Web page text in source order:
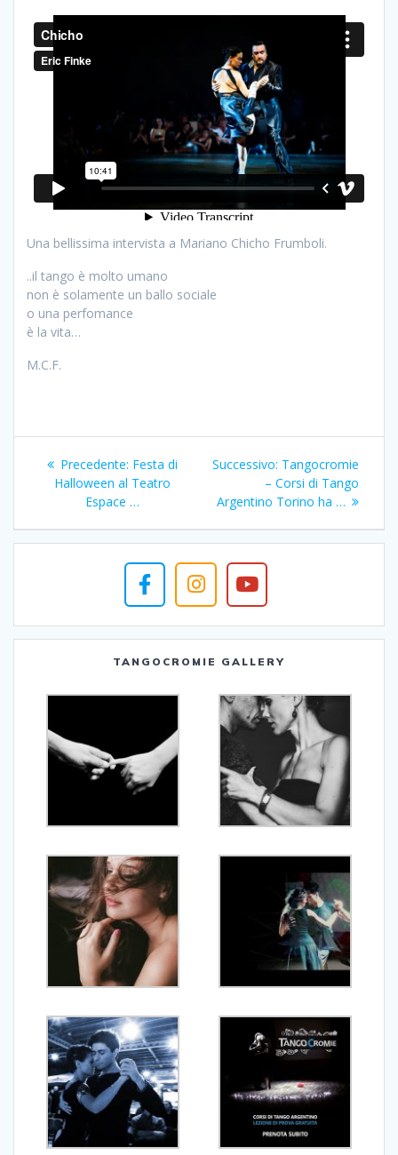
Una bellissima intervista a Mariano Chicho Frumboli.
..il tango è molto umano
non è solamente un ballo sociale
o una perfomance
è la vita…
M.C.F.
Navigazione
articoli
Precedente: Articolo
precedente:
Festa di
Halloween al Teatro
Espace …
Successivo: Articolo
successivo:
Tangocromie
– Corsi di Tango
Argentino Torino ha …
TANGOCROMIE GALLERY